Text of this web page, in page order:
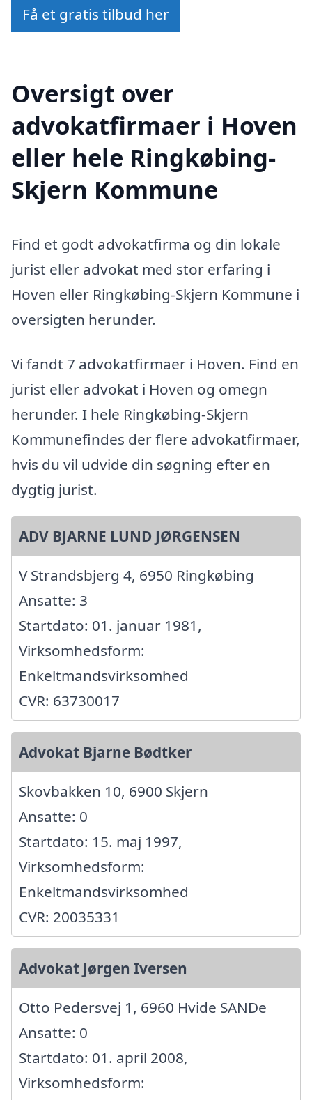
Få et gratis tilbud her
Oversigt over
advokatfirmaer i Hoven
eller hele Ringkøbing-
Skjern Kommune
Find et godt advokatfirma og din lokale
jurist eller advokat med stor erfaring i
Hoven eller Ringkøbing-Skjern Kommune i
oversigten herunder.
Vi fandt 7 advokatfirmaer i Hoven. Find en
jurist eller advokat i Hoven og omegn
herunder. I hele Ringkøbing-Skjern
Kommunefindes der flere advokatfirmaer,
hvis du vil udvide din søgning efter en
dygtig jurist.
ADV BJARNE LUND JØRGENSEN
V Strandsbjerg 4, 6950 Ringkøbing
Ansatte: 3
Startdato: 01. januar 1981,
Virksomhedsform:
Enkeltmandsvirksomhed
CVR: 63730017
Advokat Bjarne Bødtker
Skovbakken 10, 6900 Skjern
Ansatte: 0
Startdato: 15. maj 1997,
Virksomhedsform:
Enkeltmandsvirksomhed
CVR: 20035331
Advokat Jørgen Iversen
Otto Pedersvej 1, 6960 Hvide SANDe
Ansatte: 0
Startdato: 01. april 2008,
Virksomhedsform: